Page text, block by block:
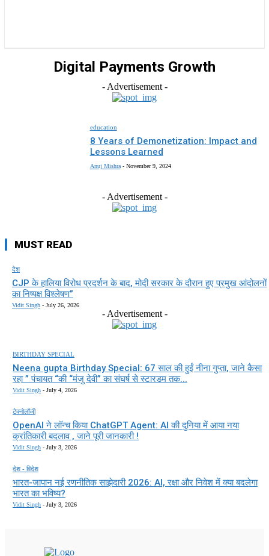
Digital Payments Growth
- Advertisement -
education
8 Years of Demonetization: Impact and
Lessons Learned
Anuj Mishra - November 9, 2024
- Advertisement -
MUST READ
देश
CJP के हालिया विरोध प्रदर्शन के बाद, मोदी सरकार के दौरान हुए प्रमुख आंदोलनों
का निष्पक्ष विश्लेषण”
Vidit Singh - July 26, 2026
- Advertisement -
BIRTHDAY SPECIAL
Neena gupta Birthday Special: 67 साल की हुईं नीना गुप्ता, जाने कैसा
रहा ” पंचायत “की “मंजु देवी” का संघर्ष से स्टारडम तक...
Vidit Singh - July 4, 2026
टेक्नोलॉजी
OpenAI ने लॉन्च किया ChatGPT Agent: AI की दुनिया में आया नया
क्रांतिकारी बदलाव , जाने पूरी जानकारी !
Vidit Singh - July 3, 2026
देश - विदेश
भारत-जापान नई रणनीतिक साझेदारी 2026: AI, रक्षा और निवेश में क्या बदलेगा
भारत का भविष्य?
Vidit Singh - July 3, 2026